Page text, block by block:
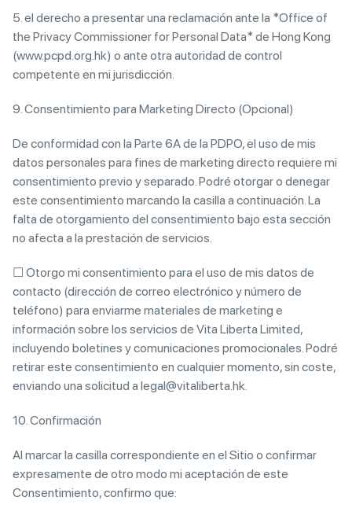
5. el derecho a presentar una reclamación ante la *Office of
the Privacy Commissioner for Personal Data* de Hong Kong
(www.pcpd.org.hk) o ante otra autoridad de control
competente en mi jurisdicción.
9. Consentimiento para Marketing Directo (Opcional)
De conformidad con la Parte 6A de la PDPO, el uso de mis
datos personales para fines de marketing directo requiere mi
consentimiento previo y separado. Podré otorgar o denegar
este consentimiento marcando la casilla a continuación. La
falta de otorgamiento del consentimiento bajo esta sección
no afecta a la prestación de servicios.
☐ Otorgo mi consentimiento para el uso de mis datos de
contacto (dirección de correo electrónico y número de
teléfono) para enviarme materiales de marketing e
información sobre los servicios de Vita Liberta Limited,
incluyendo boletines y comunicaciones promocionales. Podré
retirar este consentimiento en cualquier momento, sin coste,
enviando una solicitud a legal@vitaliberta.hk.
10. Confirmación
Al marcar la casilla correspondiente en el Sitio o confirmar
expresamente de otro modo mi aceptación de este
Consentimiento, confirmo que: